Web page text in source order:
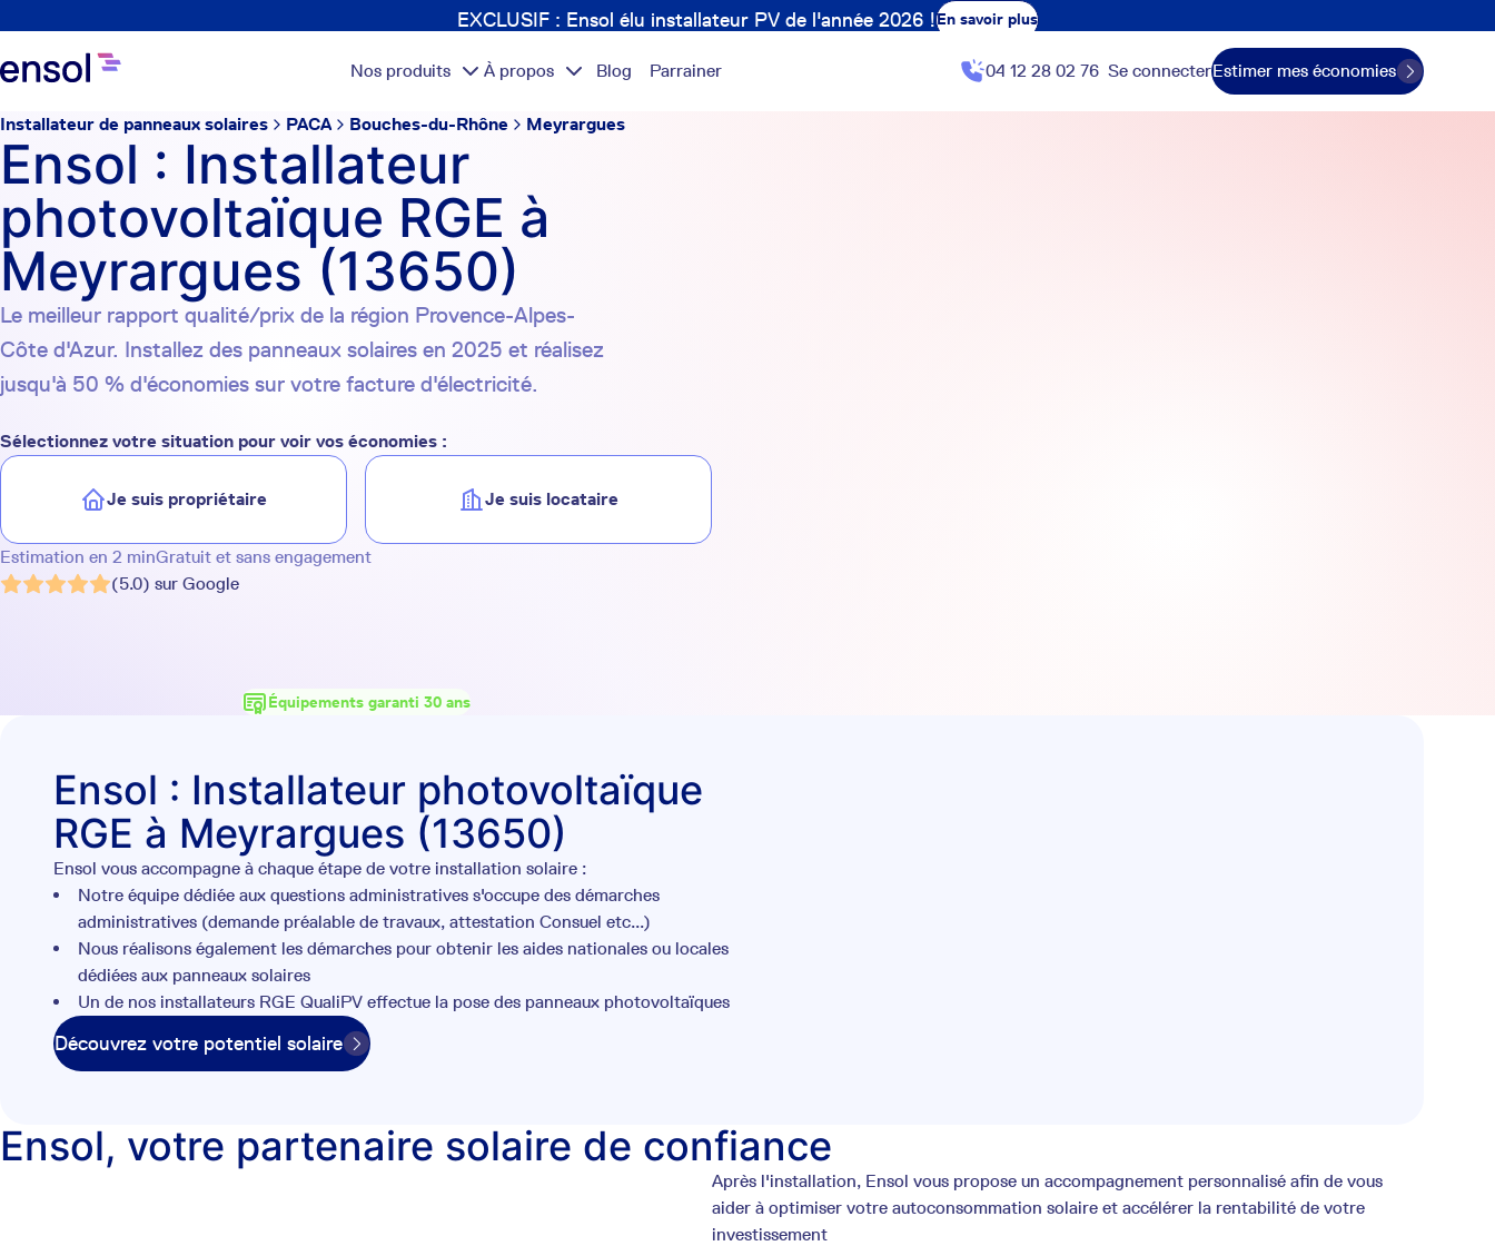
EXCLUSIF : Ensol élu installateur PV de l'année 2026 !En savoir plus
Nos produits À propos Blog Parrainer 04 12 28 02 76 Se connecterEstimer mes économies
Installateur de panneaux solaires PACA Bouches-du-Rhône Meyrargues
Ensol : Installateur
photovoltaïque RGE à
Meyrargues (13650)
Le meilleur rapport qualité/prix de la région Provence-Alpes-
Côte d'Azur. Installez des panneaux solaires en 2025 et réalisez
jusqu'à 50 % d'économies sur votre facture d'électricité.
Sélectionnez votre situation pour voir vos économies :
Je suis propriétaire Je suis locataire
Estimation en 2 minGratuit et sans engagement
(5.0) sur Google
Équipements garanti 30 ans
Ensol : Installateur photovoltaïque
RGE à Meyrargues (13650)
Ensol vous accompagne à chaque étape de votre installation solaire :
Notre équipe dédiée aux questions administratives s'occupe des démarches
administratives (demande préalable de travaux, attestation Consuel etc...)
Nous réalisons également les démarches pour obtenir les aides nationales ou locales
dédiées aux panneaux solaires
Un de nos installateurs RGE QualiPV effectue la pose des panneaux photovoltaïques
Découvrez votre potentiel solaire
Ensol, votre partenaire solaire de confiance
Après l'installation, Ensol vous propose un accompagnement personnalisé afin de vous
aider à optimiser votre autoconsommation solaire et accélérer la rentabilité de votre
investissement